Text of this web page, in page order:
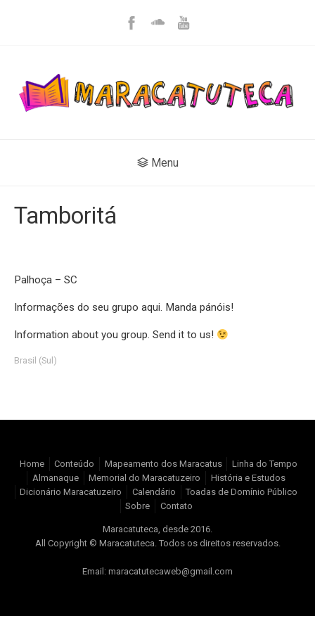
Menu
Tamboritá
Palhoça – SC
Informações do seu grupo aqui. Manda pánóis!
Information about you group. Send it to us!
Brasil (Sul)
Home Conteúdo Mapeamento dos Maracatus
Linha do Tempo
Almanaque
Memorial do Maracatuzeiro
História e Estudos
Dicionário Maracatuzeiro
Calendário
Toadas de Domínio Público
Sobre
Contato
Maracatuteca, desde 2016.
All Copyright © Maracatuteca. Todos os direitos reservados.
Email: maracatutecaweb@gmail.com